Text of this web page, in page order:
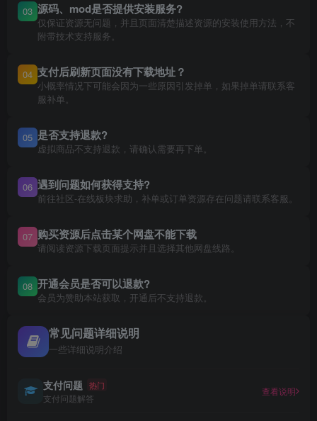
03 源码、mod是否提供安装服务?
仅保证资源无问题，并且页面清楚描述资源的安装使用方法，不
附带技术支持服务。
04 支付后刷新页面没有下载地址？
小概率情况下可能会因为一些原因引发掉单，如果掉单请联系客
服补单。
05 是否支持退款?
虚拟商品不支持退款，请确认需要再下单。
06 遇到问题如何获得支持?
前往社区-在线板块求助，补单或订单资源存在问题请联系客服。
07 购买资源后点击某个网盘不能下载
请阅读资源下载页面提示并且选择其他网盘线路。
08 开通会员是否可以退款?
会员为赞助本站获取，开通后不支持退款。
常见问题详细说明
一些详细说明介绍
支付问题 热门
支付问题解答
查看说明